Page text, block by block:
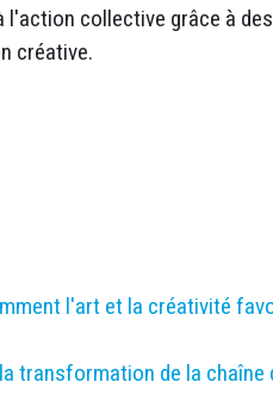
collective grâce à
créative.
l'art et la créativité
transformation de la chaîne